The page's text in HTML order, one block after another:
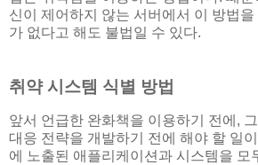
신이 제어하지 않는 서버에서 이 방법을
가 없다고 해도 불법일 수 있다.
취약 시스템 식별 방법
앞서 언급한 완화책을 이용하기 전에,
대응 전략을 개발하기 전에 해야 할 일
에 노출된 애플리케이션과 시스템을 모